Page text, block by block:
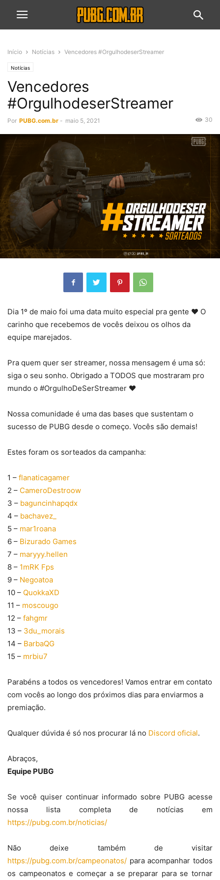
Início Notícias Vencedores #OrgulhodeserStreamer
Notícias
Vencedores
#OrgulhodeserStreamer
Por PUBG.com.br - maio 5, 2021 30
Dia 1º de maio foi uma data muito especial pra gente ❤ O
carinho que recebemos de vocês deixou os olhos da
equipe marejados.
Pra quem quer ser streamer, nossa mensagem é uma só:
siga o seu sonho. Obrigado a TODOS que mostraram pro
mundo o #OrgulhoDeSerStreamer ❤
Nossa comunidade é uma das bases que sustentam o
sucesso de PUBG desde o começo. Vocês são demais!
Estes foram os sorteados da campanha:
1 – flanaticagamer
2 – CameroDestroow
3 – baguncinhapqdx
4 – bachavez_
5 – mar1roana
6 – Bizurado Games
7 – maryyy.hellen
8 – 1mRK Fps
9 – Negoatoa
10 – QuokkaXD
11 – moscougo
12 – fahgmr
13 – 3du_morais
14 – BarbaQG
15 – mrbiu7
Parabéns a todos os vencedores! Vamos entrar em contato
com vocês ao longo dos próximos dias para enviarmos a
premiação.
Qualquer dúvida é só nos procurar lá no Discord oficial.
Abraços,
Equipe PUBG
Se você quiser continuar informado sobre PUBG acesse
nossa lista completa de notícias em
https://pubg.com.br/noticias/
Não deixe também de visitar
https://pubg.com.br/campeonatos/ para acompanhar todos
os campeonatos e começar a se preparar para se tornar